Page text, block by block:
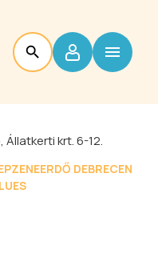
, Állatkerti krt. 6-12.
ZENEERDŐ DEBRECEN